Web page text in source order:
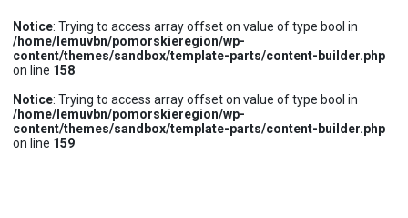
Notice: Trying to access array offset on value of type bool in
/home/lemuvbn/pomorskieregion/wp-
content/themes/sandbox/template-parts/content-builder.php
on line 158
Notice: Trying to access array offset on value of type bool in
/home/lemuvbn/pomorskieregion/wp-
content/themes/sandbox/template-parts/content-builder.php
on line 159